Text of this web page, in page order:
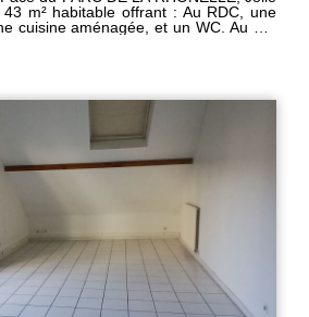
m² habitable offrant : Au RDC, une
cuisine aménagée, et un WC. Au 1er